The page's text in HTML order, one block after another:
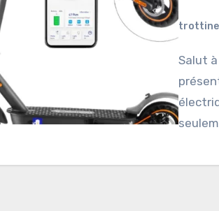
Salut à tous ! Aujourd’hui, je suis super excité de vous